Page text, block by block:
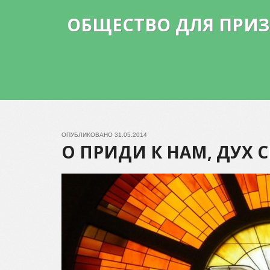
ОБЩЕСТВО ДЛЯ
ОПУБЛИКОВАНО 31.05.2014
О ПРИДИ К НАМ, ДУХ